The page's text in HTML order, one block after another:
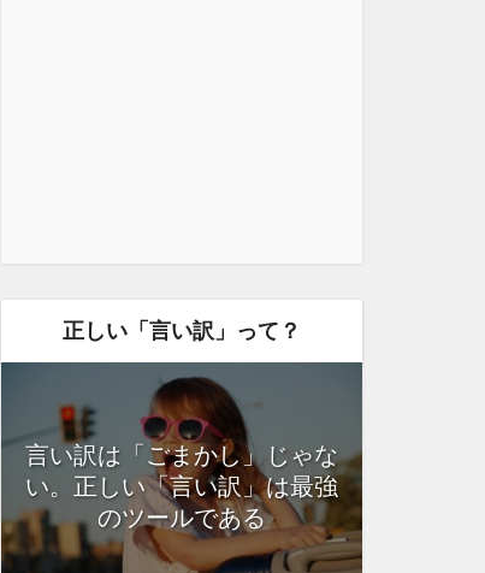
正しい「言い訳」って？
言い訳は「ごまかし」じゃな
い。正しい「言い訳」は最強
のツールである